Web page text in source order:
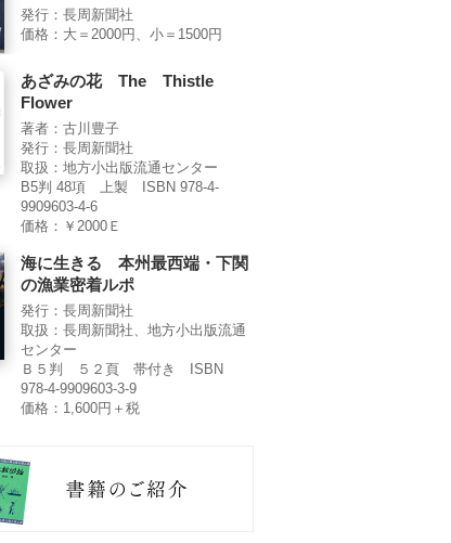
発行：長周新聞社
価格：大＝2000円、小＝1500円
あざみの花 The Thistle
Flower
著者：古川豊子
発行：長周新聞社
取扱：地方小出版流通センター
B5判 48項 上製 ISBN 978-4-
9909603-4-6
価格：￥2000Ｅ
海に生きる 本州最西端・下関
の漁業密着ルポ
発行：長周新聞社
取扱：長周新聞社、地方小出版流通
センター
Ｂ５判 ５２頁 帯付き ISBN
978-4-9909603-3-9
価格：1,600円＋税